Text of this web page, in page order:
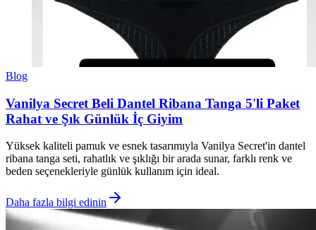
Blog
Vanilya Secret Beli Dantel Ribana Tanga 5'li Paket
Rahat ve Şık Günlük İç Giyim
Yüksek kaliteli pamuk ve esnek tasarımıyla Vanilya Secret'in dantel
ribana tanga seti, rahatlık ve şıklığı bir arada sunar, farklı renk ve
beden seçenekleriyle günlük kullanım için ideal.
Daha fazla bilgi edinin